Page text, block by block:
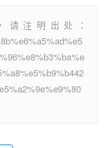
请注明出处：